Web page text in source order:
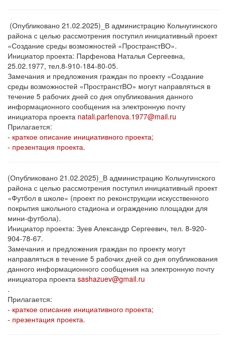
(Опубликовано 21.02.2025)_В администрацию Кольчугинского
района с целью рассмотрения поступил инициативный проект
«Создание среды возможностей «ПространстВО».
Инициатор проекта: Парфенова Наталья Сергеевна,
25.02.1977, тел.8-910-184-80-05.
Замечания и предложения граждан по проекту «Создание
среды возможностей «ПространстВО» могут направляться в
течение 5 рабочих дней со дня опубликования данного
информационного сообщения на электронную почту
инициатора проекта natali.parfenova.1977@mail.ru
Прилагается:
- краткое описание инициативного проекта;
- презентация проекта.
(Опубликовано 21.02.2025)_В администрацию Кольчугинского
района с целью рассмотрения поступил инициативный проект
«Футбол в школе» (проект по реконструкции искусственного
покрытия школьного стадиона и ограждению площадки для
мини-футбола).
Инициатор проекта: Зуев Александр Сергеевич, тел. 8-920-
904-78-67.
Замечания и предложения граждан по проекту могут
направляться в течение 5 рабочих дней со дня опубликования
данного информационного сообщения на электронную почту
инициатора проекта sashazuev@gmail.ru
.
Прилагается:
- краткое описание инициативного проекта;
- презентация проекта.